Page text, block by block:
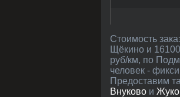
Стоимость заказа на минивэн на 7-8 человек рассчитана между центрами Щёкино и Москвы (примерно 206 км): 13450 рублей в
Щёкино и
руб/км, по
человек -
Предоставим
Внуково и